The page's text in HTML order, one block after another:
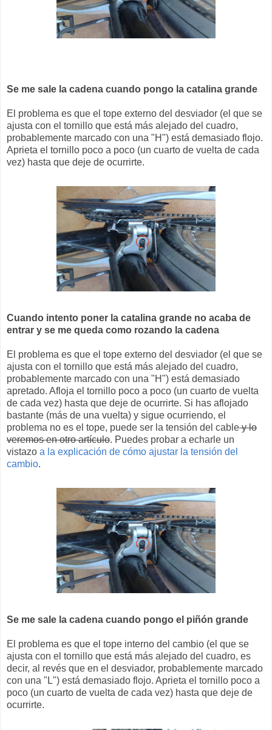
Se me sale la cadena cuando pongo la catalina grande
El problema es que el tope externo del desviador (el que se
ajusta con el tornillo que está más alejado del cuadro,
probablemente marcado con una "H") está demasiado flojo.
Aprieta el tornillo poco a poco (un cuarto de vuelta de cada
vez) hasta que deje de ocurrirte.
Cuando intento poner la catalina grande no acaba de
entrar y se me queda como rozando la cadena
El problema es que el tope externo del desviador (el que se
ajusta con el tornillo que está más alejado del cuadro,
probablemente marcado con una "H") está demasiado
apretado. Afloja el tornillo poco a poco (un cuarto de vuelta
de cada vez) hasta que deje de ocurrirte. Si has aflojado
bastante (más de una vuelta) y sigue ocurriendo, el
problema no es el tope, puede ser la tensión del cabley lo
veremos en otro artículo. Puedes probar a echarle un
vistazo a la explicación de cómo ajustar la tensión del
cambio.
Se me sale la cadena cuando pongo el piñón grande
El problema es que el tope interno del cambio (el que se
ajusta con el tornillo que está más alejado del cuadro, es
decir, al revés que en el desviador, probablemente marcado
con una "L") está demasiado flojo. Aprieta el tornillo poco a
poco (un cuarto de vuelta de cada vez) hasta que deje de
ocurrirte.